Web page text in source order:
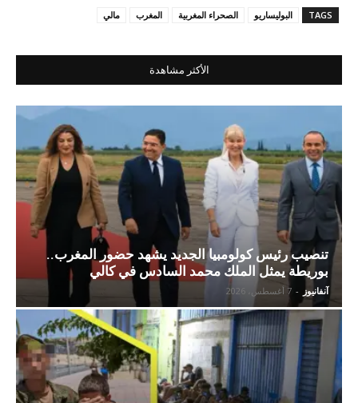
TAGS البوليساريو الصحراء المغربية المغرب مالي
الأكثر مشاهدة
تنصيب رئيس كولومبيا الجديد يشهد حضور المغرب..
بوريطة يمثل الملك محمد السادس في كالي
آنفانيوز - 7 أغسطس، 2026